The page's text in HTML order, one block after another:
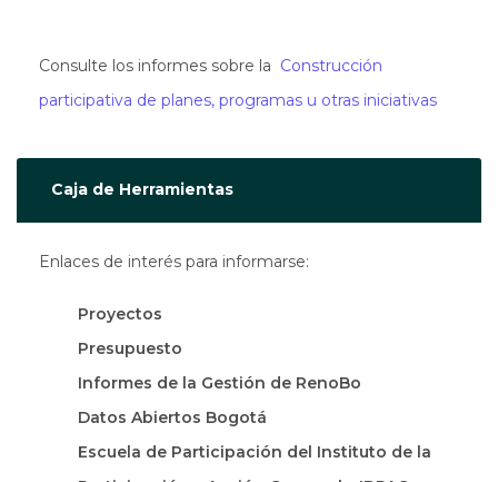
Consulte los informes sobre la Construcción
participativa de planes, programas u otras iniciativas
Caja de Herramientas
Enlaces de interés para informarse:
Proyectos
Presupuesto
Informes de la Gestión de RenoBo
Datos Abiertos Bogotá
Escuela de Participación del Instituto de la